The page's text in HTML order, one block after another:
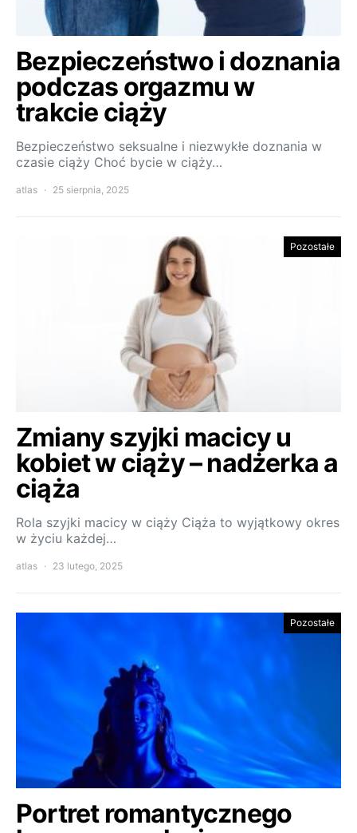
Bezpieczeństwo i doznania
podczas orgazmu w
trakcie ciąży
Bezpieczeństwo seksualne i niezwykłe doznania w
czasie ciąży Choć bycie w ciąży…
atlas 25 sierpnia, 2025
Pozostałe
Zmiany szyjki macicy u
kobiet w ciąży – nadżerka a
ciąża
Rola szyjki macicy w ciąży Ciąża to wyjątkowy okres
w życiu każdej…
atlas 23 lutego, 2025
Pozostałe
Portret romantycznego